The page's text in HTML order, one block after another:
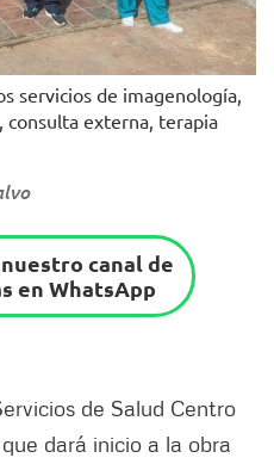
servicios de imagenología,
consulta externa, terapia
canal de
en WhatsApp
de Salud Centro
dará inicio a la obra